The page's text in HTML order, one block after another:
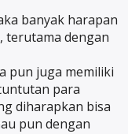
banyak harapan
terutama dengan
pun juga memiliki
para
diharapkan bisa
pun dengan